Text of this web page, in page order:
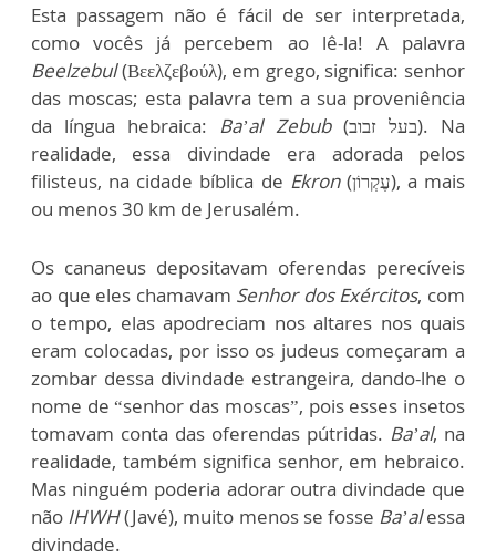
Esta passagem não é fácil de ser interpretada,
como vocês já percebem ao lê-la! A palavra
Beelzebul(Βεελζεβούλ), em grego, significa: senhor
das moscas; esta palavra tem a sua proveniência
da língua hebraica: Ba’al Zebub(בעל זבוב). Na
realidade, essa divindade era adorada pelos
filisteus, na cidade bíblica de Ekron(עֶקְרוֹן), a mais
ou menos 30 km de Jerusalém.
Os cananeus depositavam oferendas perecíveis
ao que eles chamavam Senhor dos Exércitos, com
o tempo, elas apodreciam nos altares nos quais
eram colocadas, por isso os judeus começaram a
zombar dessa divindade estrangeira, dando-lhe o
nome de “senhor das moscas”, pois esses insetos
tomavam conta das oferendas pútridas. Ba’al, na
realidade, também significa senhor, em hebraico.
Mas ninguém poderia adorar outra divindade que
não IHWH(Javé), muito menos se fosse Ba’alessa
divindade.